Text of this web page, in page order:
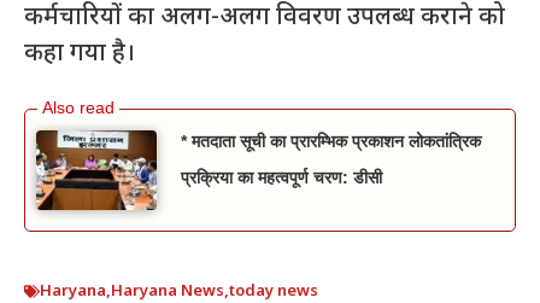
कर्मचारियों का अलग-अलग विवरण उपलब्ध कराने को
कहा गया है।
* मतदाता सूची का प्रारम्भिक प्रकाशन लोकतांत्रिक
प्रक्रिया का महत्वपूर्ण चरण: डीसी
Haryana,Haryana News,today news